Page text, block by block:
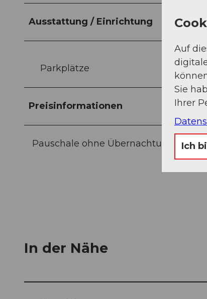
Ausstattung / Einrichtung
Parkplätze
Preisinformationen
Pauschale ohne Übernachtung: 80 -
In der Nähe
Auf
Sie
Ihrer
Ich